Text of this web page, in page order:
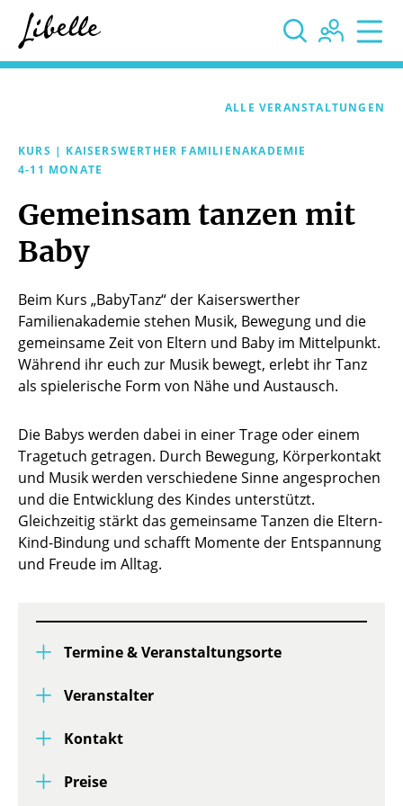
  
KURS | KAISERSWERTHER FAMILIENAKADEMIE
4-11 MONATE
ALLE VERANSTALTUNGEN
Gemeinsam tanzen mit
Baby
Beim Kurs „BabyTanz“ der Kaiserswerther
Familienakademie stehen Musik, Bewegung und die
gemeinsame Zeit von Eltern und Baby im Mittelpunkt.
Während ihr euch zur Musik bewegt, erlebt ihr Tanz
als spielerische Form von Nähe und Austausch.
Die Babys werden dabei in einer Trage oder einem
Tragetuch getragen. Durch Bewegung, Körperkontakt
und Musik werden verschiedene Sinne angesprochen
und die Entwicklung des Kindes unterstützt.
Gleichzeitig stärkt das gemeinsame Tanzen die Eltern-
Kind-Bindung und schafft Momente der Entspannung
und Freude im Alltag.
Termine & Veranstaltungsorte
Veranstalter
Kontakt
Preise